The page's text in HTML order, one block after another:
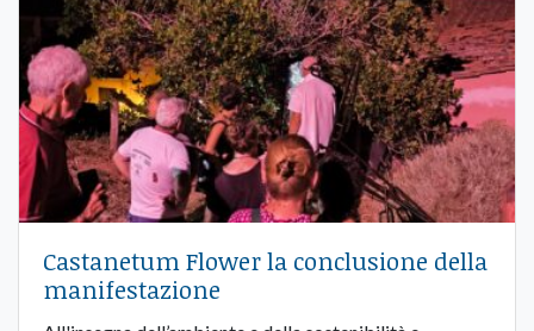
Castanetum Flower la conclusione della
manifestazione